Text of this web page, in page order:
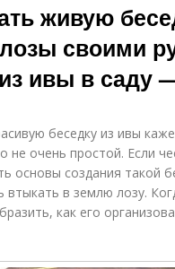
живую
своими
ивы в саду
беседку из ивы
не очень простой. Если
основы создания такой
втыкать в землю лозу.
как его